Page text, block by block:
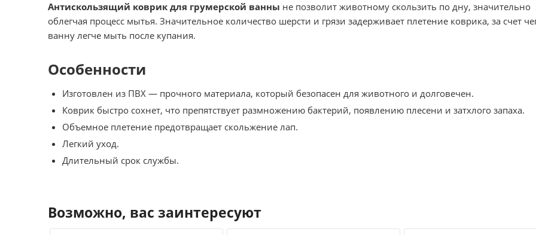
Антискользящий коврик для грумерской ванны не позволит животному скользить по дну, значительно
облегчая процесс мытья. Значительное количество шерсти и грязи задерживает плетение коврика, за счет
ванну легче мыть после купания.
Особенности
Изготовлен из ПВХ — прочного материала, который безопасен для животного и долговечен.
Коврик быстро сохнет, что препятствует размножению бактерий, появлению плесени и затхлого запаха.
Объемное плетение предотвращает скольжение лап.
Легкий уход.
Длительный срок службы.
Возможно, вас заинтересуют